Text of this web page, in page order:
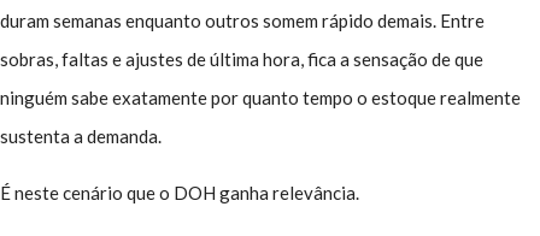
duram semanas enquanto outros somem rápido demais. Entre
sobras, faltas e ajustes de última hora, fica a sensação de que
ninguém sabe exatamente por quanto tempo o estoque realmente
sustenta a demanda.
É neste cenário que o DOH ganha relevância.